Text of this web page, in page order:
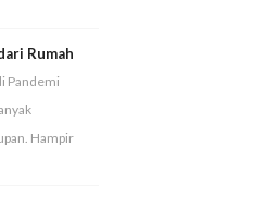
Rumah
Pandemi
Hampir